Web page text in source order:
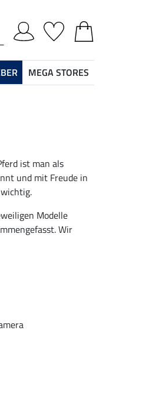
MEGA STORES
ist man als
und mit Freude in
Modelle
Wir